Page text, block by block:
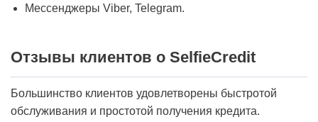
Мессенджеры Viber, Telegram.
Отзывы клиентов о SelfieCredit
Большинство клиентов удовлетворены быстротой
обслуживания и простотой получения кредита.